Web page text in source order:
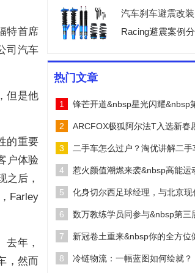
特首席
司汽车
但是他
的重要
户体验
之后，
Farley
去年，
，然而
汽车刹车避震改
Racing避震案例
热门文章
1 锋芒开道&nbsp星光闪耀&nbsp
2 ARCFOX极狐阿尔法T入选新春
3 二手车怎么过户？淘优讲解二手
4 惹火颜值潮燃来袭&nbsp高能运
5 化身切尔西足球经理，与北京现
6 数万教练学员同参与&nbsp第三
7 新冠卷土重来&nbsp你的全方位
8 冷链物流：一幅蓝图如何绘就？